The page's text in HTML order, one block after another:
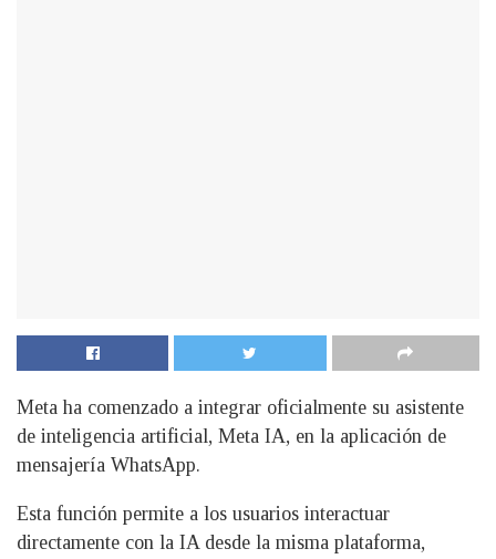
Meta ha comenzado a integrar oficialmente su asistente
de inteligencia artificial, Meta IA, en la aplicación de
mensajería WhatsApp.
Esta función permite a los usuarios interactuar
directamente con la IA desde la misma plataforma,